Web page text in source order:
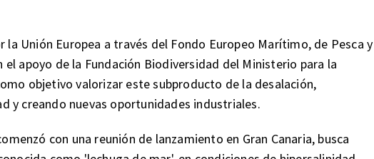
la Unión Europea a través del Fondo Europeo Marítimo, de Pesca y
el apoyo de la Fundación Biodiversidad del Ministerio para la
objetivo valorizar este subproducto de la desalación,
y creando nuevas oportunidades industriales.
con una reunión de lanzamiento en Gran Canaria, busca